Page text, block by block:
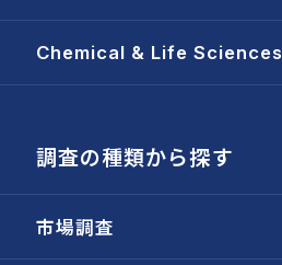
Chemical & Life Sciences
調査の種類から探す
市場調査